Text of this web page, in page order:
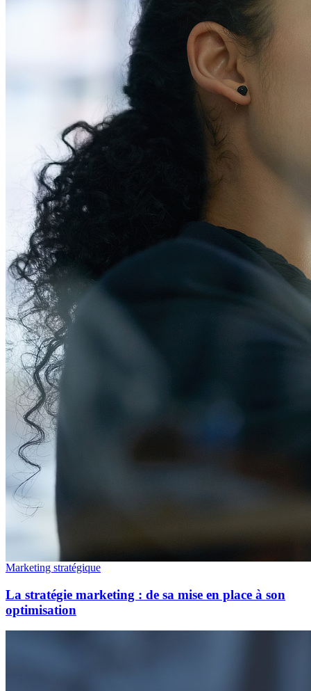
Marketing stratégique
La stratégie marketing : de sa mise en place à son
optimisation